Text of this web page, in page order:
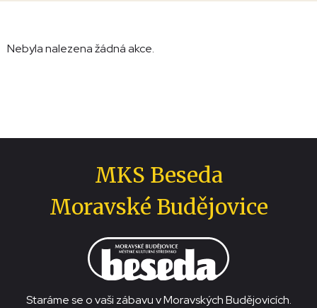
Nebyla nalezena žádná akce.
MKS Beseda
Moravské Budějovice
Staráme se o vaši zábavu v Moravských Budějovicích.